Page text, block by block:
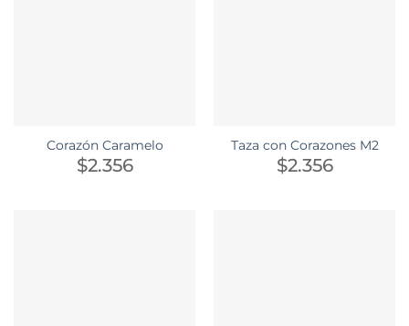
Corazón Caramelo
$2.356
Taza con Corazones M2
$2.356